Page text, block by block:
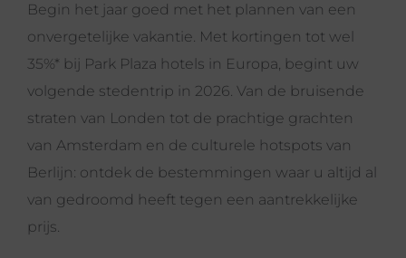
Begin het jaar goed met het plannen van een
onvergetelijke vakantie. Met kortingen tot wel
35%* bij Park Plaza hotels in Europa, begint uw
volgende stedentrip in 2026. Van de bruisende
straten van Londen tot de prachtige grachten
van Amsterdam en de culturele hotspots van
Berlijn: ontdek de bestemmingen waar u altijd al
van gedroomd heeft tegen een aantrekkelijke
prijs.